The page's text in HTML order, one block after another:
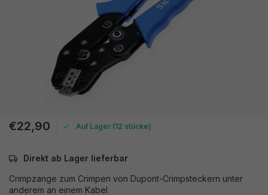
€22,90 Auf Lager (12 stücke)
Direkt ab Lager lieferbar
Crimpzange zum Crimpen von Dupont-Crimpsteckern unter
anderem an einem Kabel